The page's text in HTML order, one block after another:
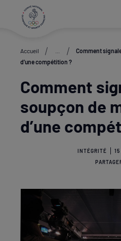
Accueil
Comment
d’une compétition ?
Comment
soupçon de
d’une
INTÉGRITÉ
Paramétrer les cookies